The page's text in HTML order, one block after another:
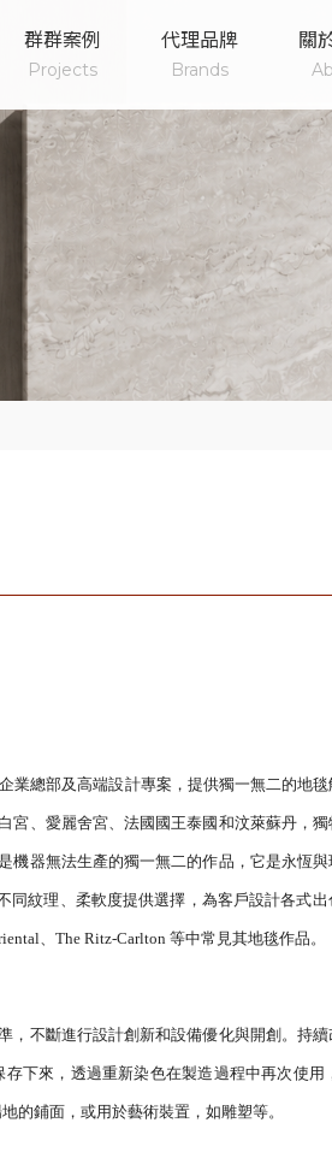
群群案例
Projects
代理品牌
Brands
關
總部及高端設計專案，提供獨一無二的地
、愛麗舍宮、法國國王泰國和汶萊蘇丹，
器無法生產的獨一無二的作品，它是永恆
紋理、柔軟度提供選擇，為客戶設計各式
、The Ritz-Carlton 等中常見其地毯作品。
不斷進行設計創新和設備優化與開創。 持續
下來，透過重新染色在製造過程中再次使用
的鋪面，或用於藝術裝置，如雕塑等。